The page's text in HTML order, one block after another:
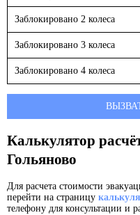
Заблокировано 2 колеса
Заблокировано 3 колеса
Заблокировано 4 колеса
Калькулятор
Гольяново
Для расчета стоимости
перейти на страницу
телефону для консультации и